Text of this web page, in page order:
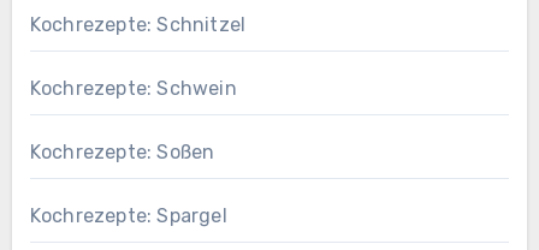
Kochrezepte: Schnitzel
Kochrezepte: Schwein
Kochrezepte: Soßen
Kochrezepte: Spargel